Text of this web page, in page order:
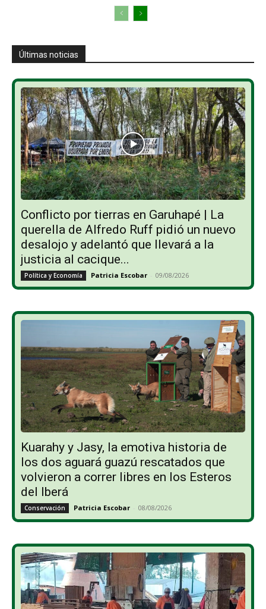
Últimas noticias
Conflicto por tierras en Garuhapé | La
querella de Alfredo Ruff pidió un nuevo
desalojo y adelantó que llevará a la
justicia al cacique...
Política y Economía Patricia Escobar - 09/08/2026
Kuarahy y Jasy, la emotiva historia de
los dos aguará guazú rescatados que
volvieron a correr libres en los Esteros
del Iberá
Conservación Patricia Escobar - 08/08/2026